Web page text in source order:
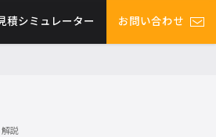
積シミュレーター お問い合わせ
説